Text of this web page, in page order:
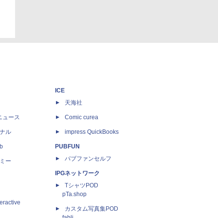
ュース
ル
ー
ICE
天海社
Comic curea
impress QuickBooks
PUBFUN
パブファンセルフ
IPGネットワーク
TシャツPOD
pTa.shop
カスタム写真集POD